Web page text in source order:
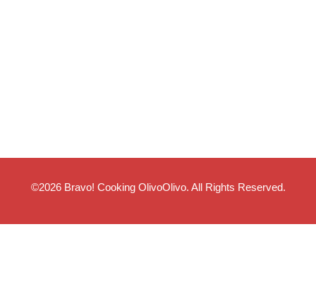
©2026 Bravo! Cooking OlivoOlivo. All Rights Reserved.